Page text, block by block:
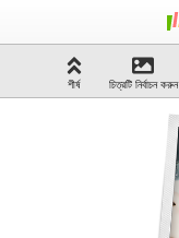
শীর্ষ চিত্রটি নির্বাচন করুন